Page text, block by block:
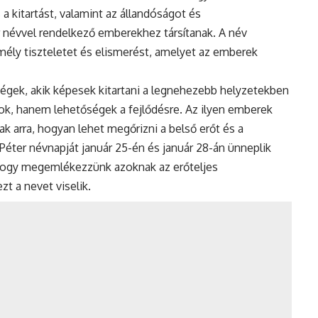
kitartást, valamint az állandóságot és
rendelkező emberekhez társítanak. A név
tiszteletet és elismerést, amelyet az emberek
akik képesek kitartani a legnehezebb helyzetekben
hanem lehetőségek a fejlődésre. Az ilyen emberek
arra, hogyan lehet megőrizni a belső erőt és a
névnapját január 25-én és január 28-án ünneplik
megemlékezzünk azoknak az erőteljes
a nevet viselik.